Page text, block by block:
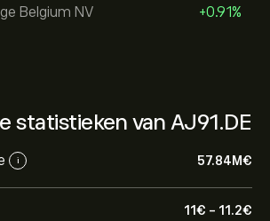
Belgium NV
+0.91%
statistieken van AJ91.DE
i 57.84M‎€‎
11‎€‎ - 11.2‎€‎